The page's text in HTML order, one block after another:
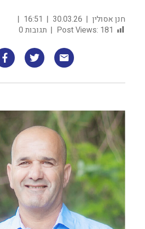
חנן אסולין 30.03.26
16:51
Post Views: 181 תגובות 0